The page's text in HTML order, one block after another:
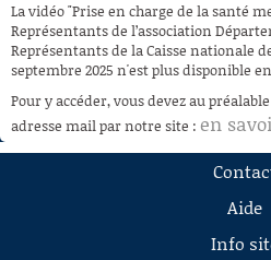
À LA DEMANDE
RECHERCHE
AIDE À LA DÉCOUPE
DE VIDÉOS
La vidéo "Prise en charge de la santé
Représentants de l’association
Représentants de la Caisse nationale
septembre 2025 n'est plus disponible
Pour y accéder, vous devez au
adresse mail par notre site : en
Aide
Info